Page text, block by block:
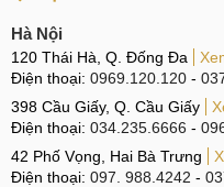
Hà Nội
120 Thái Hà, Q. Đống Đa
Điện thoại: 0969.120.120 -
398 Cầu Giấy, Q. Cầu Giấy
Điện thoại: 034.235.6666 -
42 Phố Vọng, Hai Bà Trưng
Điện thoại: 097. 988.4242 -